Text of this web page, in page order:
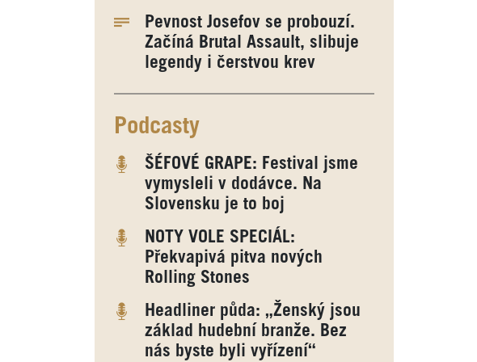
Pevnost Josefov se probouzí.
Začíná Brutal Assault, slibuje
legendy i čerstvou krev
Podcasty
ŠÉFOVÉ GRAPE: Festival jsme
vymysleli v dodávce. Na
Slovensku je to boj
NOTY VOLE SPECIÁL:
Překvapivá pitva nových
Rolling Stones
Headliner půda: „Ženský jsou
základ hudební branže. Bez
nás byste byli vyřízení“